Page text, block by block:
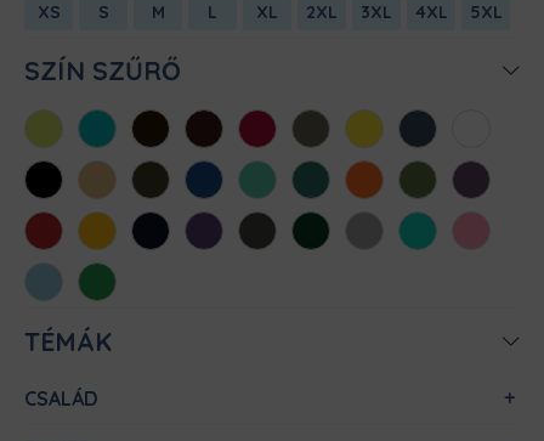
XS S M L XL 2XL 3XL 4XL 5XL
SZÍN SZŰRŐ
AlmazöldAtollkékBarnaBordóChili Cink Citromsárga
Denim
FeketeHomokKhaki KirálykékMentaMéregzöld
NarancsOliva Padlizsán
Piros SárgaSötétkékSötétlilaSötétszürke
SötétzöldSportszürke
Türkiz
Világos
rózsaszín
Világoskék
Zöld
TÉMÁK
CSALÁD